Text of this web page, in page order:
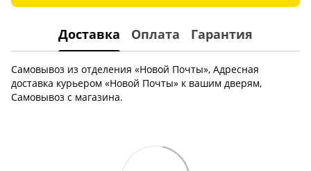
Доставка Оплата Гарантия
Самовывоз из отделения «Новой Почты», Адресная
доставка курьером «Новой Почты» к вашим дверям,
Самовывоз с магазина.